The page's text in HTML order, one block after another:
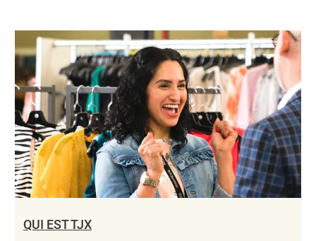
QUI EST TJX